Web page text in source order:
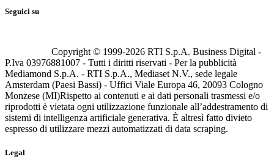
Seguici su
Copyright © 1999-2026 RTI S.p.A. Business Digital -
P.Iva 03976881007 - Tutti i diritti riservati - Per la pubblicità
Mediamond S.p.A. - RTI S.p.A., Mediaset N.V., sede legale
Amsterdam (Paesi Bassi) - Uffici Viale Europa 46, 20093 Cologno
Monzese (MI)Rispetto ai contenuti e ai dati personali trasmessi e/o
riprodotti è vietata ogni utilizzazione funzionale all’addestramento di
sistemi di intelligenza artificiale generativa. È altresì fatto divieto
espresso di utilizzare mezzi automatizzati di data scraping.
Legal